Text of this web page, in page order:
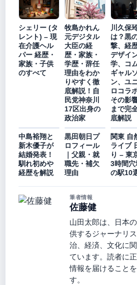
シェリー (タ
レント) – 現
在介護ヘル
パー 経歴・
家族・子供
のすべて
牧島かれん
元デジタル
大臣の経
歴・家族・
学歴・辞任
理由をわか
りやすく徹
底解説！自
民党神奈川
17区出身の
政治家
川久保
は？黒
撃、経
デザイ
学、コ
ギャル
ン、ユ
ロコラ
その影
まで完
底解説
中島裕翔と
新木優子が
結婚発表！
馴れ初めや
経歴を解説
黒田朝日プ
ロフィール
｜父親・就
職先・補欠
理由
関東 自
ライブ
り – 東
3時間穴
の駅10
筆者情報
佐藤健
山田太郎は、日本
供するジャーナリ
治、経済、文化に
ています。読者に
情報を届けること
す。